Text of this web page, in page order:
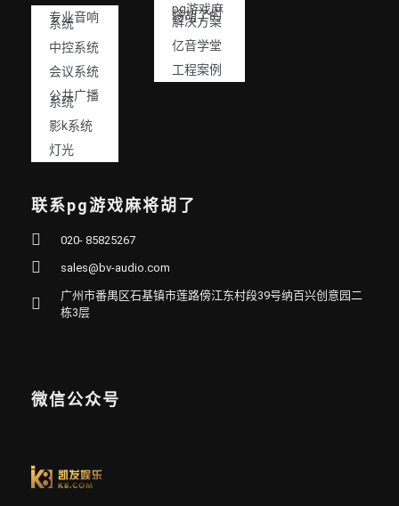
专业音响
系统
中控系统
会议系统
公共广播
系统
影k系统
灯光
pg游戏麻
将胡了的
解决方案
亿音学堂
工程案例
联系pg游戏麻将胡了
020- 85825267
sales@bv-audio.com
广州市番禺区石基镇市莲路傍江东村段39号纳百兴创意园二
栋3层
微信公众号